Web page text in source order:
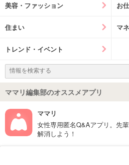
美容・ファッション お
住まい マ
トレンド・イベント
ママリ編集部のオススメアプリ
ママリ
女性専用匿名Q&Aアプリ。先
解消しよう！